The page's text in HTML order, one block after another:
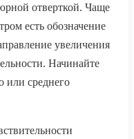
отверткой. Чаще
есть обозначение
увеличения
Начинайте
или среднего